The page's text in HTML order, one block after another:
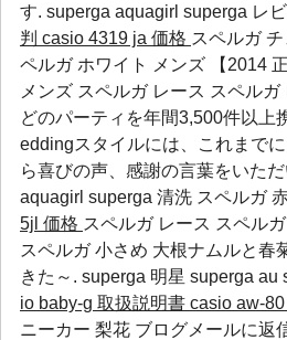
す. superga aquagirl superga レ
判 casio 4319 ja 価格 スペルガ
ペルガ ホワイト メンズ 【2014
メンズ スペルガ レース スペル
どのパーティを年間3,500件以上
eddingスタイルには、これまで
ら喜びの声、感謝の言葉をいた
aquagirl superga 清洗 スペルガ
5jl 価格 スペルガ レース スペル
スペルガ 小さめ 大根ナムルと春
きた～. superga 明星 superga au
io baby-g 取扱説明書 casio aw-
ニーカー 梨花 ブログメールに返